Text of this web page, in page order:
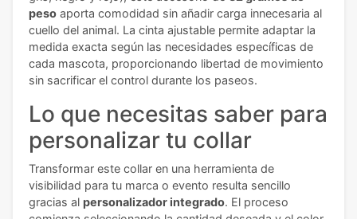
peso aporta comodidad sin añadir carga innecesaria al
cuello del animal. La cinta ajustable permite adaptar la
medida exacta según las necesidades específicas de
cada mascota, proporcionando libertad de movimiento
sin sacrificar el control durante los paseos.
Lo que necesitas saber para
personalizar tu collar
Transformar este collar en una herramienta de
visibilidad para tu marca o evento resulta sencillo
gracias al personalizador integrado. El proceso